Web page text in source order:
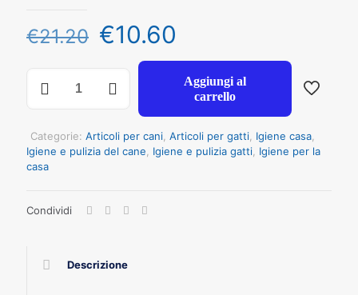
€21.20 €10.60
500ML
quantità
Aggiungi al
carrello
Categorie: Articoli per cani Articoli per gatti Igiene casa
Igiene e pulizia del cane
Igiene e pulizia gatti Igiene per la
casa
Condividi
Descrizione